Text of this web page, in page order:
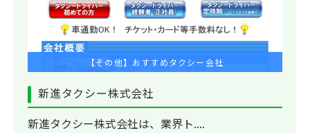
【その他】おすすめタクシー会社
新進タクシー株式会社
新進タクシー株式会社は、業界ト....